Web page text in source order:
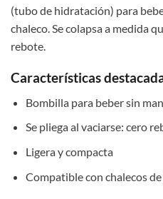
(tubo de hidratación) para
chaleco. Se colapsa a medida
rebote.
Características
Bombilla para beber sin
Se pliega al vaciarse: cero
Ligera y compacta
Compatible con chalecos